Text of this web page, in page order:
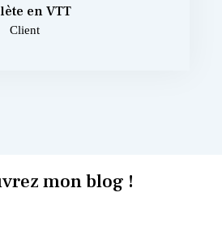
en VTT
Client
mon blog !